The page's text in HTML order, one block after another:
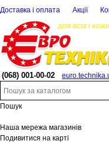
Доставка і оплата Акції
(068) 001-00-02
Пошук
Наша мережа магазинів
Подивитися на карті